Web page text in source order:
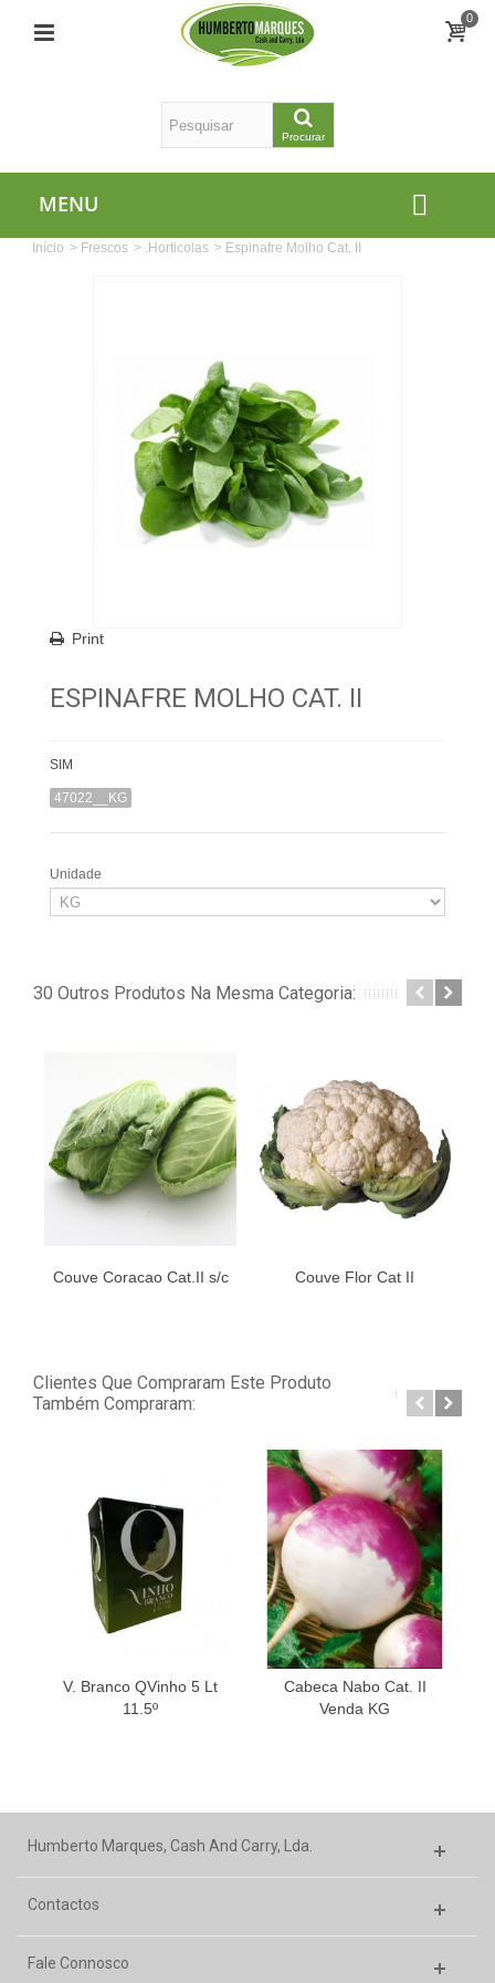
0
Procurar
MENU
Início > Frescos > .Horticolas > Espinafre Molho Cat. II
Print
ESPINAFRE MOLHO CAT. II
SIM
47022__KG
Unidade
30 Outros Produtos Na Mesma Categoria:
Couve Coracao Cat.II s/c Couve Flor Cat II
Clientes Que Compraram Este Produto
Também Compraram:
V. Branco QVinho 5 Lt
11.5º
Cabeca Nabo Cat. II
Venda KG
Humberto Marques, Cash And Carry, Lda.
Contactos
Fale Connosco